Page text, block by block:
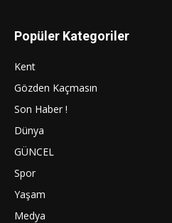
Popüler Kategoriler
Kent
Gözden Kaçmasın
Son Haber !
Dünya
GÜNCEL
Spor
Yaşam
Medya